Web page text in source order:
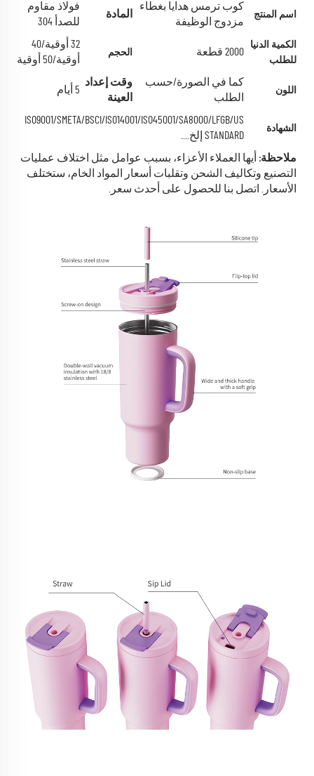
اسم المنتج
كوب ترمس هدايا بغطاء
مزدوج الوظيفة
المادة
فولاذ مقاوم
للصدأ 304
الكمية الدنيا
للطلب
2000 قطعة الحجم
32 أوقية/40
أوقية/50 أوقية
اللون
كما في الصورة/حسب
الطلب
وقت إعداد
العينة
5 أيام
الشهادة
ISO9001/SMETA/BSCI/ISO14001/ISO45001/SA8000/LFGB/US
STANDARD إلخ....
ملاحظة: أيها العملاء الأعزاء، بسبب عوامل مثل اختلاف عمليات
التصنيع وتكاليف الشحن وتقلبات أسعار المواد الخام، ستختلف
الأسعار. اتصل بنا للحصول على أحدث سعر.